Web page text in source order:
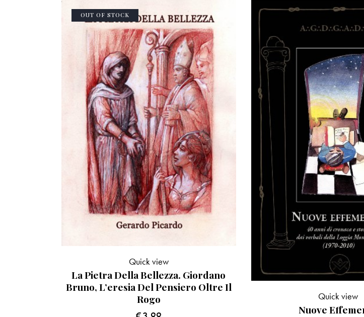
OUT OF STOCK
La Pietra Della Bellezza. Giordano
Bruno, L’eresia Del Pensiero Oltre Il
Rogo
Quick view
Nuove
Quick view